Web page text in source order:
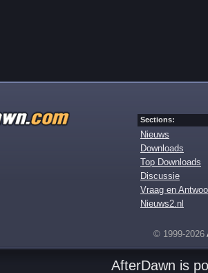
Sections:
Nieuws
Downloads
Top Downloads
Discussie
Vraag en
Nieuws2.nl
© 1999-2026
AfterDawn is